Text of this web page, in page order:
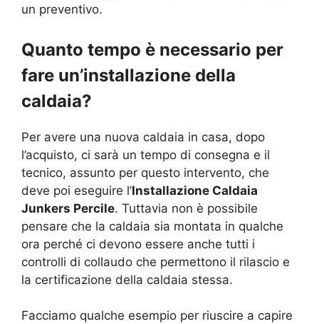
un preventivo.
Quanto tempo è necessario per
fare un’installazione della
caldaia?
Per avere una nuova caldaia in casa, dopo
l’acquisto, ci sarà un tempo di consegna e il
tecnico, assunto per questo intervento, che
deve poi eseguire l’Installazione Caldaia
Junkers Percile. Tuttavia non è possibile
pensare che la caldaia sia montata in qualche
ora perché ci devono essere anche tutti i
controlli di collaudo che permettono il rilascio e
la certificazione della caldaia stessa.
Facciamo qualche esempio per riuscire a capire